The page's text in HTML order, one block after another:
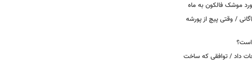
موشک فالکون به ماه
پاگانی / وقتی پیچ از پورشه
است؟
داد / توافقی که ساخت